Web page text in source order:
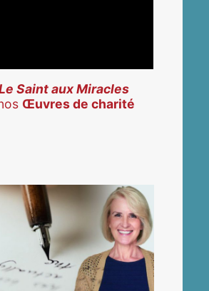
Saint aux Miracles
Œuvres de charité